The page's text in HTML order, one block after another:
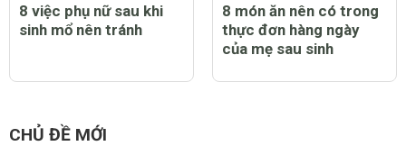
8 việc phụ nữ sau khi
sinh mổ nên tránh
8 món ăn nên có trong
thực đơn hàng ngày
của mẹ sau sinh
CHỦ ĐỀ MỚI